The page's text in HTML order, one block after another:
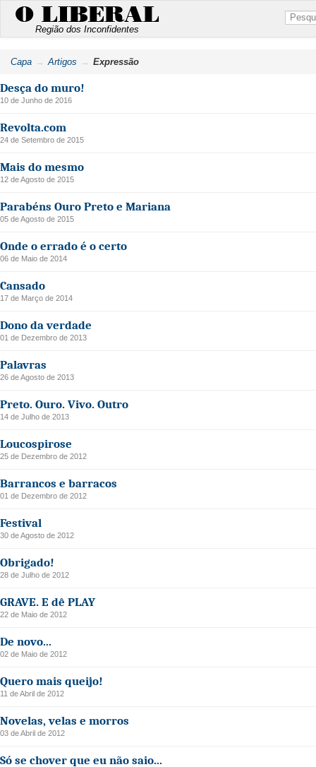
O LIBERAL
Região dos Inconfidentes
Capa Artigos Expressão
Desça do muro!
10 de Junho de 2016
Revolta.com
24 de Setembro de 2015
Mais do mesmo
12 de Agosto de 2015
Parabéns Ouro Preto e Mariana
05 de Agosto de 2015
Onde o errado é o certo
06 de Maio de 2014
Cansado
17 de Março de 2014
Dono da verdade
01 de Dezembro de 2013
Palavras
26 de Agosto de 2013
Preto. Ouro. Vivo. Outro
14 de Julho de 2013
Loucospirose
25 de Dezembro de 2012
Barrancos e barracos
01 de Dezembro de 2012
Festival
30 de Agosto de 2012
Obrigado!
28 de Julho de 2012
GRAVE. E dê PLAY
22 de Maio de 2012
De novo...
02 de Maio de 2012
Quero mais queijo!
11 de Abril de 2012
Novelas, velas e morros
03 de Abril de 2012
Só se chover que eu não saio...